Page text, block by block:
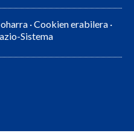
·Cookien erabilera ·
Sistema